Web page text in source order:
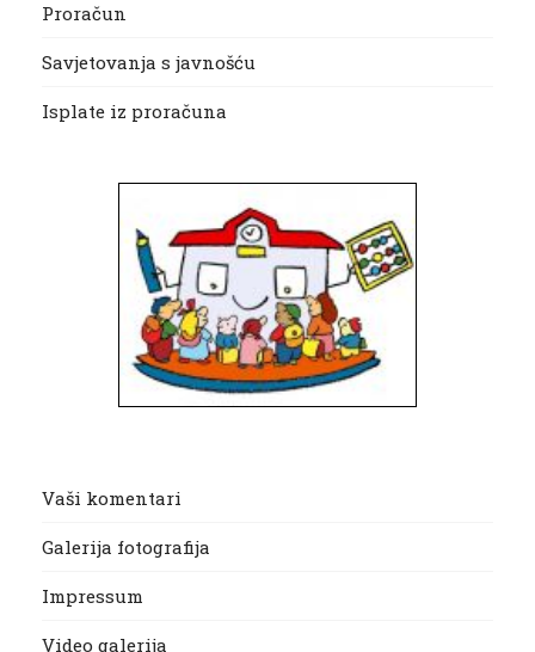
Proračun
Savjetovanja s javnošću
Isplate iz proračuna
Vaši komentari
Galerija fotografija
Impressum
Video galerija